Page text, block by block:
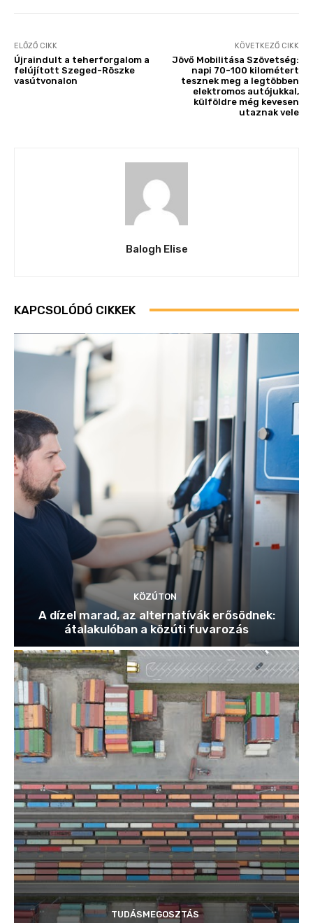
ELŐZŐ CIKK
Újraindult a teherforgalom a
felújított Szeged-Röszke
vasútvonalon
KÖVETKEZŐ CIKK
Jövő Mobilitása Szövetség:
napi 70-100 kilométert
tesznek meg a legtöbben
elektromos autójukkal,
külföldre még kevesen
utaznak vele
Balogh Elise
KAPCSOLÓDÓ CIKKEK
KÖZÚTON
A dízel marad, az alternatívák erősödnek:
átalakulóban a közúti fuvarozás
TUDÁSMEGOSZTÁS